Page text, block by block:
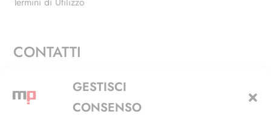
GESTISCI
CONSENSO
CONTATTI
Via Alfieri, 27 - Trezzano Sul Naviglio (MI)
+39 02 4846 3155